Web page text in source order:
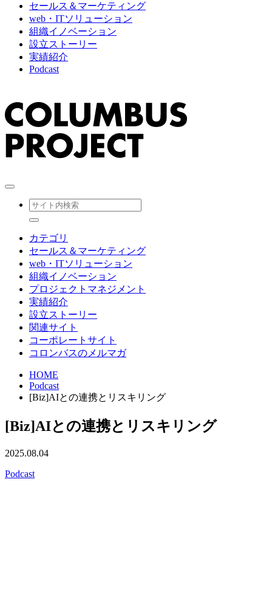
セールス＆マーケティング
web・ITソリューション
組織イノベーション
設立ストーリー
実績紹介
Podcast
カテゴリ
セールス＆マーケティング
web・ITソリューション
組織イノベーション
プロジェクトマネジメント
実績紹介
設立ストーリー
関連サイト
コーポレートサイト
コロンバスのメルマガ
HOME
Podcast
[Biz]AIとの連携とリスキリング
[Biz]AIとの連携とリスキリング
2025.08.04
Podcast